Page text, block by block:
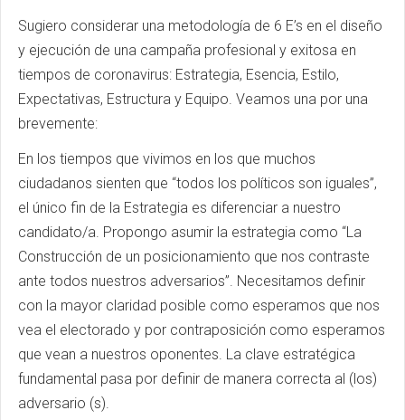
Sugiero considerar una metodología de 6 E’s en el diseño
y ejecución de una campaña profesional y exitosa en
tiempos de coronavirus: Estrategia, Esencia, Estilo,
Expectativas, Estructura y Equipo. Veamos una por una
brevemente:
En los tiempos que vivimos en los que muchos
ciudadanos sienten que “todos los políticos son iguales”,
el único fin de la Estrategia es diferenciar a nuestro
candidato/a. Propongo asumir la estrategia como “La
Construcción de un posicionamiento que nos contraste
ante todos nuestros adversarios”. Necesitamos definir
con la mayor claridad posible como esperamos que nos
vea el electorado y por contraposición como esperamos
que vean a nuestros oponentes. La clave estratégica
fundamental pasa por definir de manera correcta al (los)
adversario (s).